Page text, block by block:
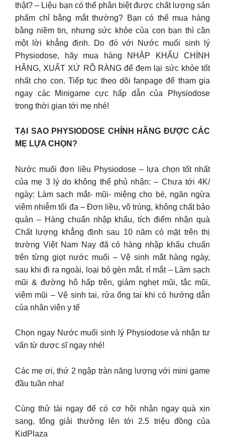
thật? – Liệu bạn có thể phân biệt được chất lượng sản
phẩm chỉ bằng mắt thường? Bạn có thể mua hàng
bằng niềm tin, nhưng sức khỏe của con bạn thì cần
một lời khẳng định. Do đó với Nước muối sinh lý
Physiodose, hãy mua hàng NHẬP KHẨU CHÍNH
HÃNG, XUẤT XỨ RÕ RÀNG để đem lại sức khỏe tốt
nhất cho con. Tiếp tục theo dõi fanpage để tham gia
ngay các Minigame cực hấp dẫn của Physiodose
trong thời gian tới mẹ nhé!
TẠI SAO PHYSIODOSE CHÍNH HÃNG ĐƯỢC CÁC
MẸ LỰA CHỌN?
Nước muối đơn liều Physiodose – lựa chọn tốt nhất
của mẹ 3 lý do không thể phủ nhận: – Chưa tới 4K/
ngày: Làm sạch mắt- mũi- miệng cho bé, ngăn ngừa
viêm nhiễm tối đa – Đơn liều, vô trùng, không chất bảo
quản – Hàng chuẩn nhập khẩu, tích điểm nhận quà
Chất lượng khẳng định sau 10 năm có mặt trên thị
trường Việt Nam Nay đã có hàng nhập khẩu chuẩn
trên từng giọt nước muối – Vệ sinh mắt hàng ngày,
sau khi đi ra ngoài, loại bỏ gèn mắt, rỉ mắt – Làm sạch
mũi & đường hô hấp trên, giảm nghẹt mũi, tắc mũi,
viêm mũi – Vệ sinh tai, rửa ống tai khi có hướng dẫn
của nhân viên y tế
Chọn ngay Nước muối sinh lý Physiodose và nhận tư
vấn từ dược sĩ ngay nhé!
Các mẹ ơi, thứ 2 ngập tràn năng lượng với mini game
đầu tuần nha!
Cùng thử tài ngay để có cơ hội nhận ngay quà xịn
sang, tổng giải thưởng lên tới 2.5 triệu đồng của
KidPlaza